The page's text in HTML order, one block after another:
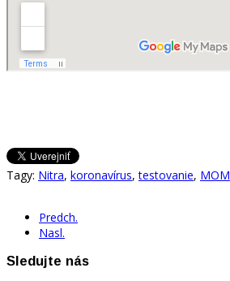
Tagy: Nitra, koronavírus,testovanie, MOM
Predch.
Nasl.
Sledujte nás